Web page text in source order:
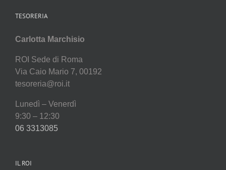
TESORERIA
Carlotta Marchisio
ROI Sede di Roma
Via Caio Mario 7, 00192
tesoreria@roi.it
Lunedì – Venerdì
9:30 – 12:30
06 3313085
IL ROI